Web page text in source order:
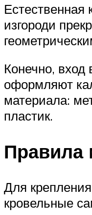
Естественная
изгороди
Конечно, вход
оформляют
материала:
пластик.
Правила
Для
кровельные